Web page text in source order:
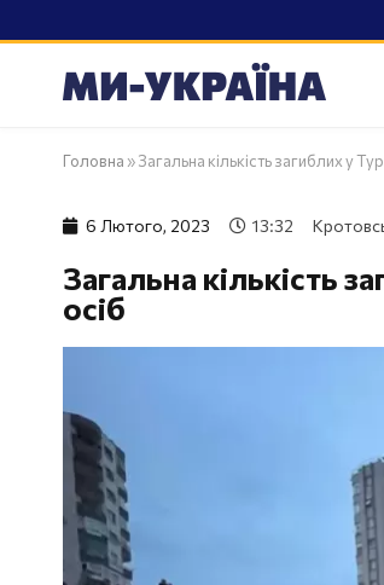
Головна »Загальна кількість загиблих у
6 Лютого, 2023 13:32
Загальна кількість
осіб